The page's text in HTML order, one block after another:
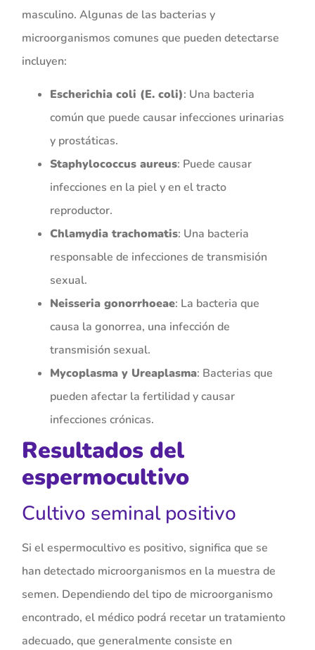
masculino. Algunas de las bacterias y
microorganismos comunes que pueden detectarse
incluyen:
Escherichia coli (E. coli): Una bacteria
común que puede causar infecciones urinarias
y prostáticas.
Staphylococcus aureus: Puede causar
infecciones en la piel y en el tracto
reproductor.
Chlamydia trachomatis: Una bacteria
responsable de infecciones de transmisión
sexual.
Neisseria gonorrhoeae: La bacteria que
causa la gonorrea, una infección de
transmisión sexual.
Mycoplasma y Ureaplasma: Bacterias que
pueden afectar la fertilidad y causar
infecciones crónicas.
Resultados del
espermocultivo
Cultivo seminal positivo
Si el espermocultivo es positivo, significa que se
han detectado microorganismos en la muestra de
semen. Dependiendo del tipo de microorganismo
encontrado, el médico podrá recetar un tratamiento
adecuado, que generalmente consiste en